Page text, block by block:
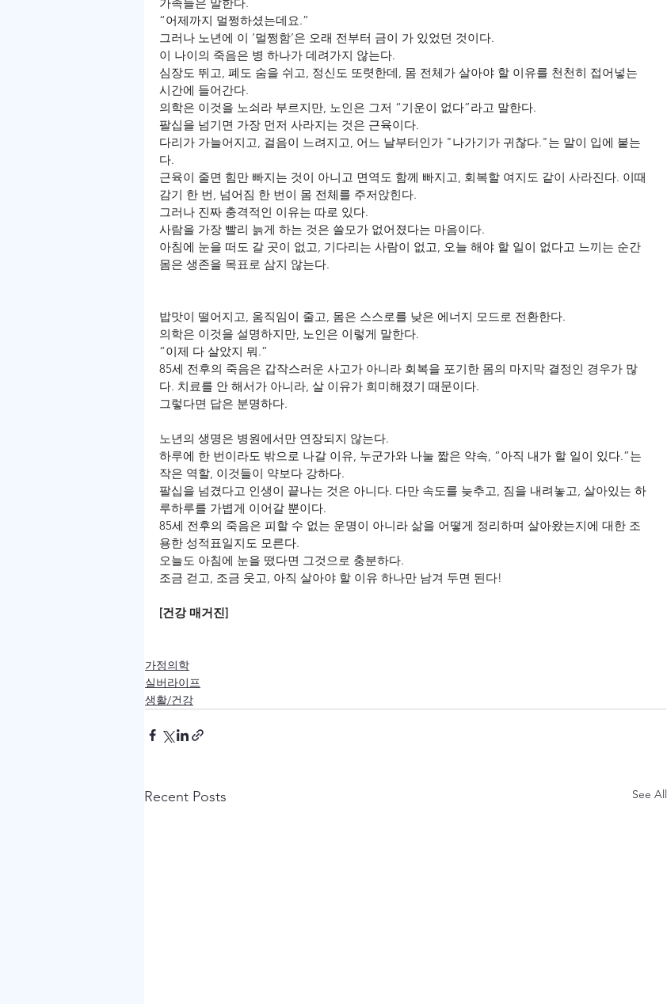
“어제까지 멀쩡하셨는데요.”
그러나 노년에 이 ‘멀쩡함’은 오래 전부터 금이 가 있었던 것이다.
이 나이의 죽음은 병 하나가 데려가지 않는다.
심장도 뛰고, 폐도 숨을 쉬고, 정신도 또렷한데, 몸 전체가 살아야 할 이유를 천천히 접어넣는
시간에 들어간다.
의학은 이것을 노쇠라 부르지만, 노인은 그저 “기운이 없다”라고 말한다.
팔십을 넘기면 가장 먼저 사라지는 것은 근육이다.
다리가 가늘어지고, 걸음이 느려지고, 어느 날부터인가 "나가기가 귀찮다."는 말이 입에 붙는
다.
근육이 줄면 힘만 빠지는 것이 아니고 면역도 함께 빠지고, 회복할 여지도 같이 사라진다. 이때
감기 한 번, 넘어짐 한 번이 몸 전체를 주저앉힌다.
그러나 진짜 충격적인 이유는 따로 있다.
사람을 가장 빨리 늙게 하는 것은 쓸모가 없어졌다는 마음이다.
아침에 눈을 떠도 갈 곳이 없고, 기다리는 사람이 없고, 오늘 해야 할 일이 없다고 느끼는 순간
몸은 생존을 목표로 삼지 않는다.
밥맛이 떨어지고, 움직임이 줄고, 몸은 스스로를 낮은 에너지 모드로 전환한다.
의학은 이것을 설명하지만, 노인은 이렇게 말한다.
“이제 다 살았지 뭐.”
85세 전후의 죽음은 갑작스러운 사고가 아니라 회복을 포기한 몸의 마지막 결정인 경우가 많
다. 치료를 안 해서가 아니라, 살 이유가 희미해졌기 때문이다.
그렇다면 답은 분명하다.
노년의 생명은 병원에서만 연장되지 않는다.
하루에 한 번이라도 밖으로 나갈 이유, 누군가와 나눌 짧은 약속, “아직 내가 할 일이 있다.”는
작은 역할, 이것들이 약보다 강하다.
팔십을 넘겼다고 인생이 끝나는 것은 아니다. 다만 속도를 늦추고, 짐을 내려놓고, 살아있는 하
루하루를 가볍게 이어갈 뿐이다.
85세 전후의 죽음은 피할 수 없는 운명이 아니라 삶을 어떻게 정리하며 살아왔는지에 대한 조
용한 성적표일지도 모른다.
오늘도 아침에 눈을 떴다면 그것으로 충분하다.
조금 걷고, 조금 웃고, 아직 살아야 할 이유 하나만 남겨 두면 된다!
[건강 매거진]
가정의학
실버라이프
생활/건강
Recent Posts See All